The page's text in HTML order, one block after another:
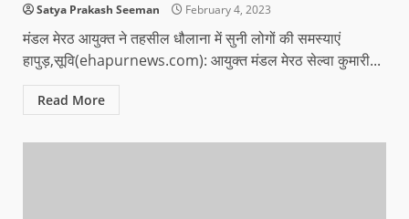
Satya Prakash Seeman February 4, 2023
मंडल मेरठ आयुक्त ने तहसील धौलाना में सुनी लोगों की समस्याएं
हापुड़,सूवि(ehapurnews.com): आयुक्त मंडल मेरठ सेल्वा कुमारी...
Read More